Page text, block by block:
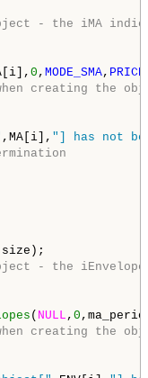
- the iMA
0 , MODE_SMA,
creating the
,MA[i], "] has not
- the
( NULL , 0
creating the